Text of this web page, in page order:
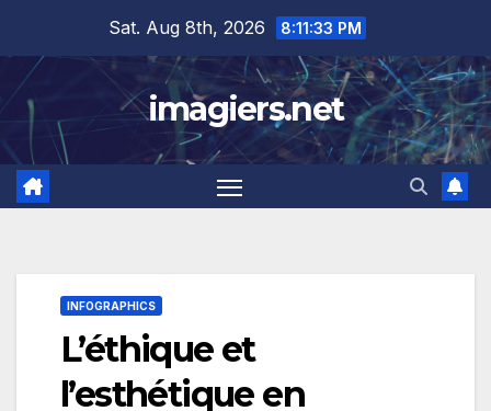
content
Sat. Aug 8th, 2026 8:11:33 PM
imagiers.net
INFOGRAPHICS
L’éthique et
l’esthétique en